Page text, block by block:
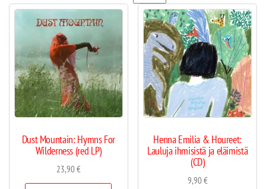
Dust Mountain: Hymns For
Wilderness (red LP)
23,90€
Henna Emilia & Houreet:
Lauluja ihmisistä ja eläimistä
(CD)
9,90€